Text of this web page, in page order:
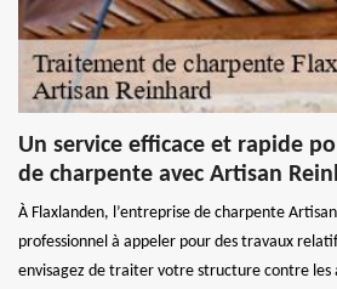
Un service efficace et rapide
de charpente avec Artisan
À Flaxlanden, l’entreprise de charpente
professionnel à appeler pour des travaux
envisagez de traiter votre structure contre les